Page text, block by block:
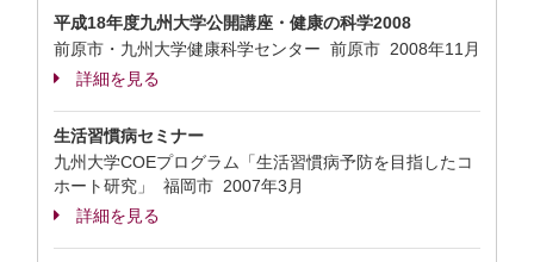
平成18年度九州大学公開講座・健康の科学2008
前原市・九州大学健康科学センター 前原市 2008年11月
詳細を見る
生活習慣病セミナー
九州大学COEプログラム「生活習慣病予防を目指したコ
ホート研究」 福岡市 2007年3月
詳細を見る